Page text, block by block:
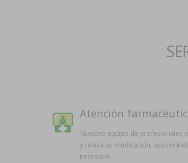
Atención
Nuestro equipo de profesionales
y revisa su medicación,
necesario.